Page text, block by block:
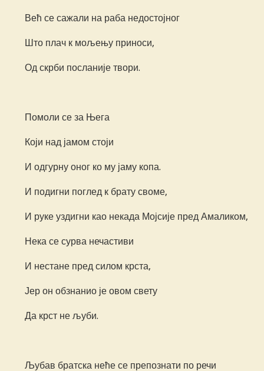
Већ се сажали на раба недостојног
Што плач к мољењу приноси,
Од скрби посланије твори.
Помоли се за Њега
Који над јамом стоји
И одгурну оног ко му јаму копа.
И подигни поглед к брату своме,
И руке уздигни као некада Мојсије пред Амаликом,
Нека се сурва нечастиви
И нестане пред силом крста,
Јер он обзнанио је овом свету
Да крст не љуби.
Љубав братска неће се препознати по речи